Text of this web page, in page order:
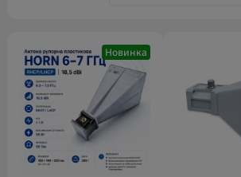
Новинка